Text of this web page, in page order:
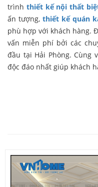
trình thiết kế nội thất
ấn tượng, thiết kế quán
phù hợp với khách hàng.
vấn miễn phí bởi các
đầu tại Hải Phòng. Cùng
độc đáo nhất giúp khách